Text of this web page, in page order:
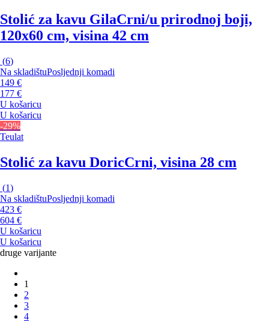
Stolić za kavu GilaCrni/u prirodnoj boji,
120x60 cm, visina 42 cm
(6)
Na skladištuPosljednji komadi
149 €
177 €
U košaricu
U košaricu
-29%
Teulat
Stolić za kavu DoricCrni, visina 28 cm
(1)
Na skladištuPosljednji komadi
423 €
604 €
U košaricu
U košaricu
druge varijante
1
2
3
4